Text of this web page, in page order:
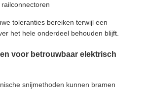
toleranties bereiken terwijl een
het hele onderdeel behouden blijft.
voor betrouwbaar elektrisch
snijmethoden kunnen bramen